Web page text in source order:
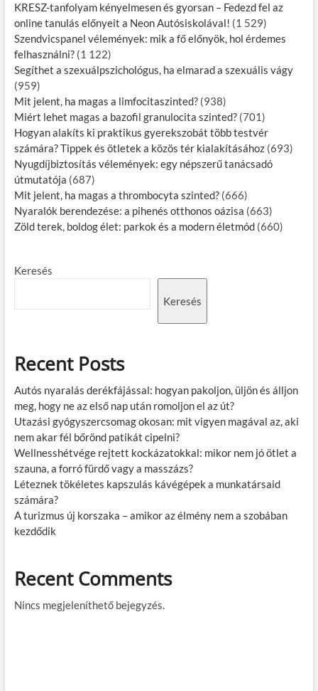
KRESZ-tanfolyam kényelmesen és gyorsan – Fedezd fel az
online tanulás előnyeit a Neon Autósiskolával! (1 529)
Szendvicspanel vélemények: mik a fő előnyök, hol érdemes
felhasználni? (1 122)
Segíthet a szexuálpszichológus, ha elmarad a szexuális vágy
(959)
Mit jelent, ha magas a limfocitaszinted? (938)
Miért lehet magas a bazofil granulocita szinted? (701)
Hogyan alakíts ki praktikus gyerekszobát több testvér
számára? Tippek és ötletek a közös tér kialakításához (693)
Nyugdíjbiztosítás vélemények: egy népszerű tanácsadó
útmutatója (687)
Mit jelent, ha magas a thrombocyta szinted? (666)
Nyaralók berendezése: a pihenés otthonos oázisa (663)
Zöld terek, boldog élet: parkok és a modern életmód (660)
Keresés
Keresés
Recent Posts
Autós nyaralás derékfájással: hogyan pakoljon, üljön és álljon
meg, hogy ne az első nap után romoljon el az út?
Utazási gyógyszercsomag okosan: mit vigyen magával az, aki
nem akar fél bőrönd patikát cipelni?
Wellnesshétvége rejtett kockázatokkal: mikor nem jó ötlet a
szauna, a forró fürdő vagy a masszázs?
Léteznek tökéletes kapszulás kávégépek a munkatársaid
számára?
A turizmus új korszaka – amikor az élmény nem a szobában
kezdődik
Recent Comments
Nincs megjeleníthető bejegyzés.